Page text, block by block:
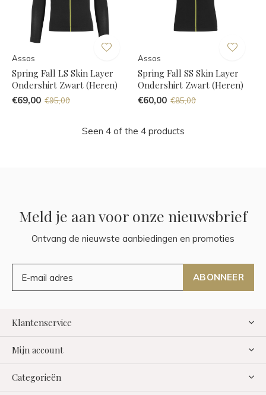
Assos
Spring Fall LS Skin Layer
Ondershirt Zwart (Heren)
€69,00 €95,00
Assos
Spring Fall SS Skin Layer
Ondershirt Zwart (Heren)
€60,00 €85,00
Seen 4 of the 4 products
Meld je aan voor onze nieuwsbrief
Ontvang de nieuwste aanbiedingen en promoties
ABONNEER
Klantenservice
Mijn account
Categorieën